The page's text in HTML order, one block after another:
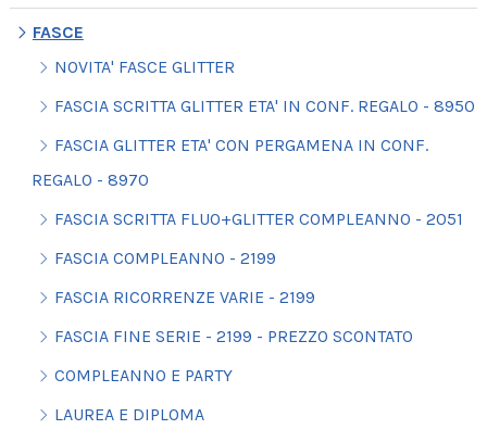
FASCE
NOVITA' FASCE GLITTER
FASCIA SCRITTA GLITTER ETA' IN CONF. REGALO - 8950
FASCIA GLITTER ETA' CON PERGAMENA IN CONF.
REGALO - 8970
FASCIA SCRITTA FLUO+GLITTER COMPLEANNO - 2051
FASCIA COMPLEANNO - 2199
FASCIA RICORRENZE VARIE - 2199
FASCIA FINE SERIE - 2199 - PREZZO SCONTATO
COMPLEANNO E PARTY
LAUREA E DIPLOMA